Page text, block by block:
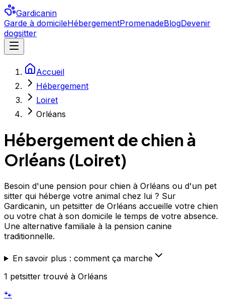
Gardicanin
Garde à domicileHébergementPromenadeBlogDevenir
dogsitter
Accueil
Hébergement
Loiret
Orléans
Hébergement de chien à
Orléans (Loiret)
Besoin d'une pension pour chien à Orléans ou d'un pet
sitter qui héberge votre animal chez lui ? Sur
Gardicanin, un petsitter de Orléans accueille votre chien
ou votre chat à son domicile le temps de votre absence.
Une alternative familiale à la pension canine
traditionnelle.
En savoir plus : comment ça marche
1 petsitter trouvé à Orléans
🐾